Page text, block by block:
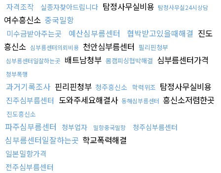
자격조작 실종자찾아드립니다 탐정사무실비용 탐정사무실24시상담
여수흥신소 중국밀항
미수금받아주는곳 예산심부름센터 협박받고있을때해결 진도
흥신소 심부름센터의뢰비용 천안심부름센터 필리핀청부
심부름센터일잘하는곳 배트남청부 몸캠피싱협박해결 심부름센터가격
청부폭행
과거기록조사 핀리핀청부 청주흥신소 학력위조 탐정사무실비용
진주심부름센터 도와주세요해결사 동해심부름센터 흥신소저렴한곳
진도흥신소
파주심부름센터 청부업자 밀항중국밀항 청주심부름센터
심부름센터일잘하는곳 학교폭력해결
일본밀항가격
전주심부름센터